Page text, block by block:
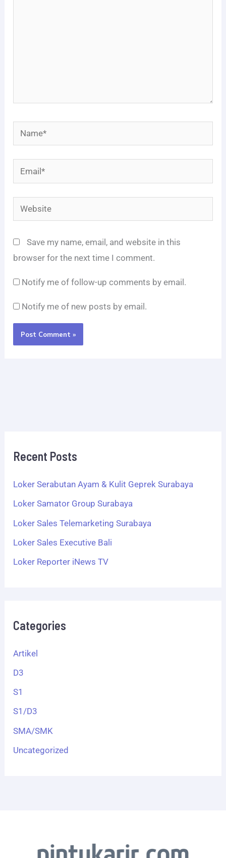
Name*
Email*
Website
Save my name, email, and website in this
browser for the next time I comment.
Notify me of follow-up comments by email.
Notify me of new posts by email.
Recent Posts
Loker Serabutan Ayam & Kulit Geprek Surabaya
Loker Samator Group Surabaya
Loker Sales Telemarketing Surabaya
Loker Sales Executive Bali
Loker Reporter iNews TV
Categories
Artikel
D3
S1
S1/D3
SMA/SMK
Uncategorized